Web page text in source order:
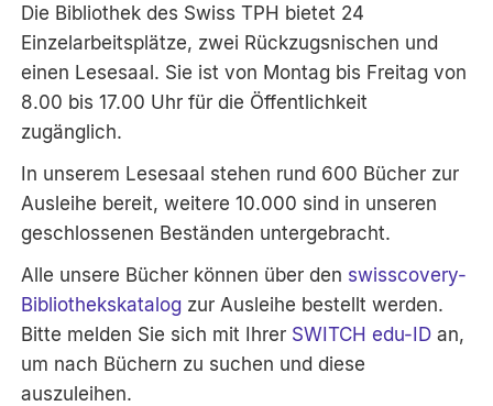
Die Bibliothek des Swiss TPH bietet 24
Einzelarbeitsplätze, zwei Rückzugsnischen und
einen Lesesaal. Sie ist von Montag bis Freitag von
8.00 bis 17.00 Uhr für die Öffentlichkeit
zugänglich.
In unserem Lesesaal stehen rund 600 Bücher zur
Ausleihe bereit, weitere 10.000 sind in unseren
geschlossenen Beständen untergebracht.
Alle unsere Bücher können über den swisscovery-
Bibliothekskatalog zur Ausleihe bestellt werden.
Bitte melden Sie sich mit Ihrer SWITCH edu-ID an,
um nach Büchern zu suchen und diese
auszuleihen.